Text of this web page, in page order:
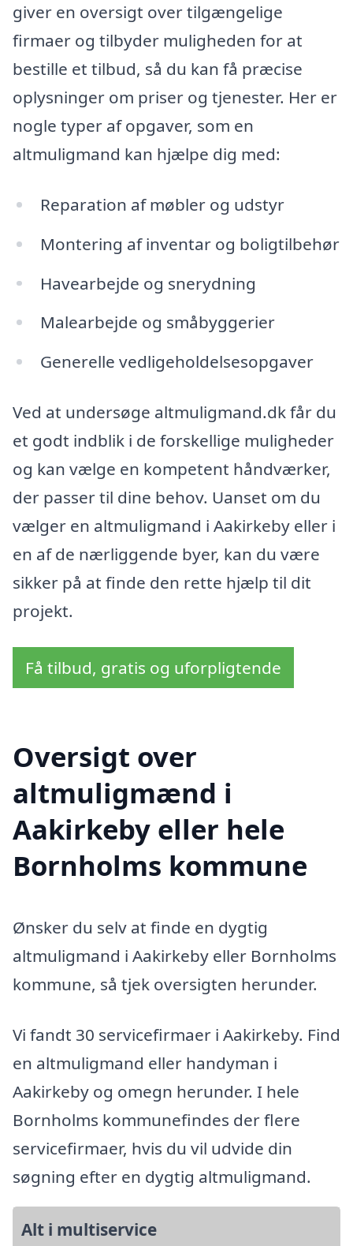
giver en oversigt over tilgængelige
firmaer og tilbyder muligheden for at
bestille et tilbud, så du kan få præcise
oplysninger om priser og tjenester. Her er
nogle typer af opgaver, som en
altmuligmand kan hjælpe dig med:
Reparation af møbler og udstyr
Montering af inventar og boligtilbehør
Havearbejde og snerydning
Malearbejde og småbyggerier
Generelle vedligeholdelsesopgaver
Ved at undersøge altmuligmand.dk får du
et godt indblik i de forskellige muligheder
og kan vælge en kompetent håndværker,
der passer til dine behov. Uanset om du
vælger en altmuligmand i Aakirkeby eller i
en af de nærliggende byer, kan du være
sikker på at finde den rette hjælp til dit
projekt.
Få tilbud, gratis og uforpligtende
Oversigt over
altmuligmænd i
Aakirkeby eller hele
Bornholms kommune
Ønsker du selv at finde en dygtig
altmuligmand i Aakirkeby eller Bornholms
kommune, så tjek oversigten herunder.
Vi fandt 30 servicefirmaer i Aakirkeby. Find
en altmuligmand eller handyman i
Aakirkeby og omegn herunder. I hele
Bornholms kommunefindes der flere
servicefirmaer, hvis du vil udvide din
søgning efter en dygtig altmuligmand.
Alt i multiservice